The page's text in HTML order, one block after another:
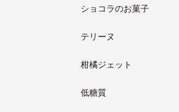
ショコラのお菓子
テリーヌ
柑橘ジェット
低糖質